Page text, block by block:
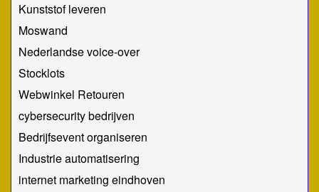
Kunststof leveren
Moswand
Nederlandse voice-over
Stocklots
Webwinkel Retouren
cybersecurity bedrijven
Bedrijfsevent organiseren
Industrie automatisering
internet marketing eindhoven